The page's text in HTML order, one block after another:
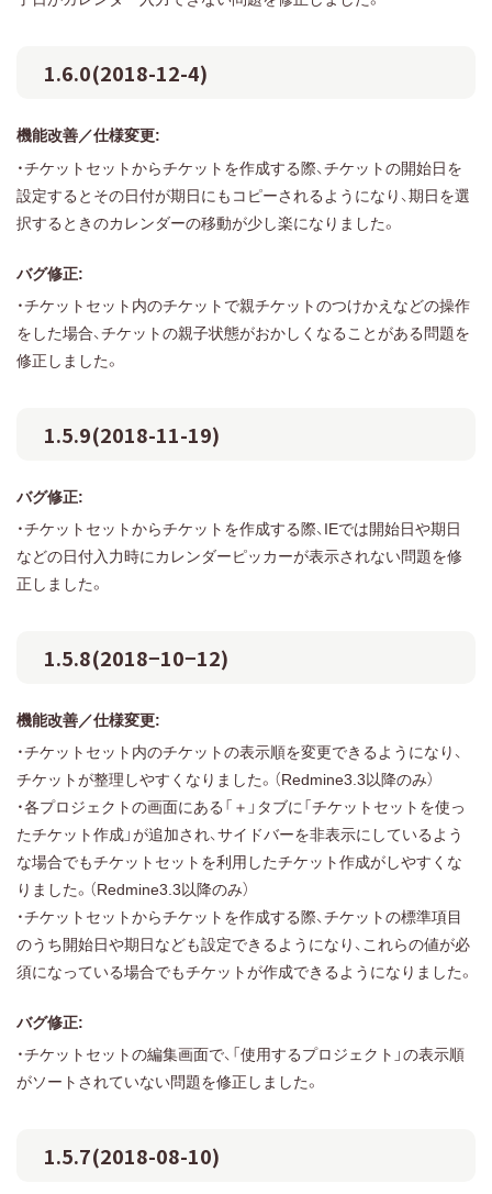
1.6.0(2018-12-4)
機能改善／仕様変更:
・チケットセットからチケットを作成する際、チケットの開始日を
設定するとその日付が期日にもコピーされるようになり、期日を選
択するときのカレンダーの移動が少し楽になりました。
バグ修正:
・チケットセット内のチケットで親チケットのつけかえなどの操作
をした場合、チケットの親子状態がおかしくなることがある問題を
修正しました。
1.5.9(2018-11-19)
バグ修正:
・チケットセットからチケットを作成する際、IEでは開始日や期日
などの日付入力時にカレンダーピッカーが表示されない問題を修
正しました。
1.5.8(2018−10−12)
機能改善／仕様変更:
・チケットセット内のチケットの表示順を変更できるようになり、
チケットが整理しやすくなりました。（Redmine3.3以降のみ）
・各プロジェクトの画面にある「＋」タブに「チケットセットを使っ
たチケット作成」が追加され、サイドバーを非表示にしているよう
な場合でもチケットセットを利用したチケット作成がしやすくな
りました。（Redmine3.3以降のみ）
・チケットセットからチケットを作成する際、チケットの標準項目
のうち開始日や期日なども設定できるようになり、これらの値が必
須になっている場合でもチケットが作成できるようになりました。
バグ修正:
・チケットセットの編集画面で、「使用するプロジェクト」の表示順
がソートされていない問題を修正しました。
1.5.7(2018-08-10)